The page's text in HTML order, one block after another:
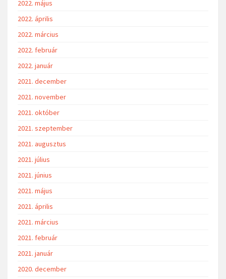
2022. május
2022. április
2022. március
2022. február
2022. január
2021. december
2021. november
2021. október
2021. szeptember
2021. augusztus
2021. július
2021. június
2021. május
2021. április
2021. március
2021. február
2021. január
2020. december